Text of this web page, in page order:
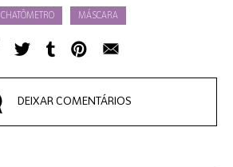
CHATÔMETRO MÁSCARA
DEIXAR COMENTÁRIOS